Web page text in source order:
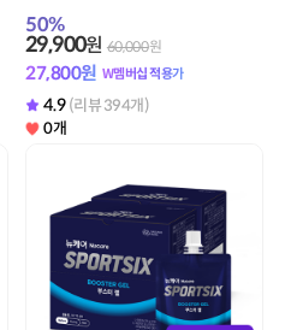
50%
29,900원 60,000원
27,800원 W멤버십 적용가
4.9 (리뷰 394개)
0개